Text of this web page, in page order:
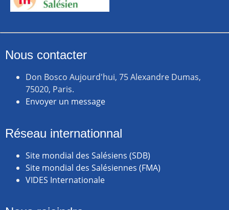
Nous contacter
Don Bosco Aujourd'hui, 75 Alexandre Dumas,
75020, Paris.
Envoyer un message
Réseau internationnal
Site mondial des Salésiens (SDB)
Site mondial des Salésiennes (FMA)
VIDES Internationale